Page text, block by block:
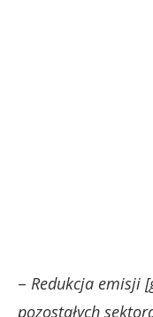
– Redukcja emisji
pozostałych